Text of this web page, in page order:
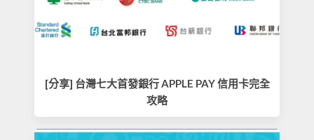
[分享] 台灣七大首發銀行 APPLE PAY 信用卡完全
攻略